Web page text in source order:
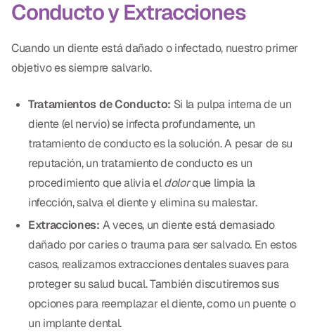
Conducto y Extracciones
Cuando un diente está dañado o infectado, nuestro primer
objetivo es siempre salvarlo.
Tratamientos de Conducto: Si la pulpa interna de un
diente (el nervio) se infecta profundamente, un
tratamiento de conducto es la solución. A pesar de su
reputación, un tratamiento de conducto es un
procedimiento que alivia eldolorque limpia la
infección, salva el diente y elimina su malestar.
Extracciones: A veces, un diente está demasiado
dañado por caries o trauma para ser salvado. En estos
casos, realizamos extracciones dentales suaves para
proteger su salud bucal. También discutiremos sus
opciones para reemplazar el diente, como un puente o
un implante dental.